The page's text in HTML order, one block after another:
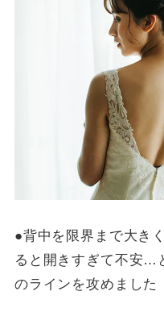
●背中を限界まで大き
ると開きすぎて不安…
のラインを攻めました